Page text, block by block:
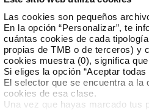
Las cookies son pequeños
En la opción “Personalizar”, te
cuántas cookies de cada
propias de TMB o de terceros) y
cookies muestra (0), significa
Si eliges la opción “Aceptar
El selector que se encuentra a la
cookies de esa clase.
Una vez que hayas marcado tus
TMB - Todos los derechos reservados
legal
Política de privacidad